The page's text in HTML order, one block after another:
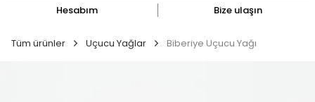
Hesabım Bize ulaşın
Tüm ürünler Uçucu Yağlar Biberiye Uçucu Yağı